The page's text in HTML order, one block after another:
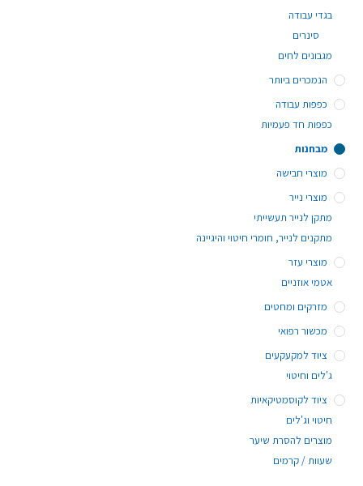
בגדי עבודה
סינרים
מגבונים לחים
הנמכרים ביותר
כפפות עבודה
כפפות חד פעמיות
מבחנות
מוצרי חבישה
מוצרי נייר
מתקן לנייר תעשייתי
מתקנים לנייר, חומרי חיטוי והיגיינה
מוצרי עזר
אטמי אוזניים
מזרקים ומחטים
מכשור רפואי
ציוד למקעקעים
ג'לים וחיטוי
ציוד לקוסמטיקאיות
חיטוי וג'לים
מוצרים להסרת שיער
שעוות / קרמים